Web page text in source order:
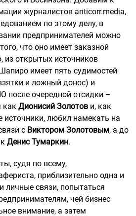
журналистов anticorr.media,
по этому делу, в
предпринимателей можно
что оно имеет заказной
из открытых источников
имеет пять судимостей
и ложный донос) и
после очередной отсидки –
как Дионисий Золотов и, как
любил намекать на
с Виктором Золотовым, а до
Денис Тумаркин.
судя по всему,
приблизительно одна и
личные связи, попытаться
чей бизнес
внимание, а затем